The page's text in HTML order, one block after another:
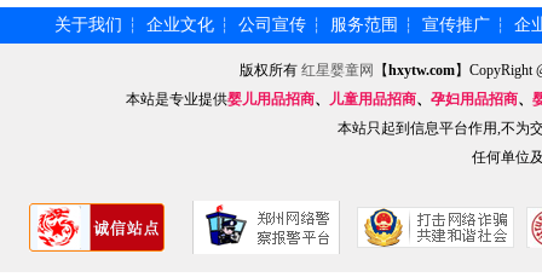
关于我们 ┆ 企业文化 ┆ 公司宣传 ┆ 服务范围 ┆ 宣传推广 ┆ 企
版权所有红星婴童网 【hxytw.com】CopyRight
本站是专业提供婴儿用品招商、 儿童用品招商、 孕妇用品招商、
本站只起到信息平台作用,不为
任何单位